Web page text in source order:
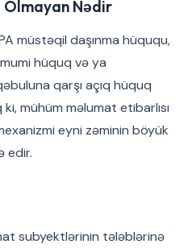
Olmayan Nədir
müstəqil daşınma hüququ,
hüquq və ya
qarşı açıq hüquq
mühüm məlumat etibarlısı
eyni zəminin böyük
edir.
subyektlərinin tələblərinə